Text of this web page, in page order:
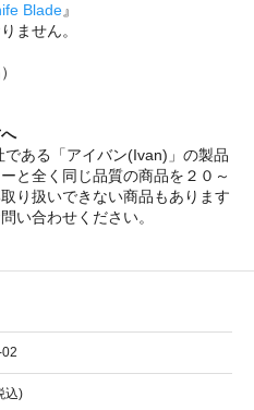
Blade』
ません。
ある「アイバン(Ivan)」の製品
と全く同じ品質の商品を２０～
り扱いできない商品もあります
い合わせください。
込)